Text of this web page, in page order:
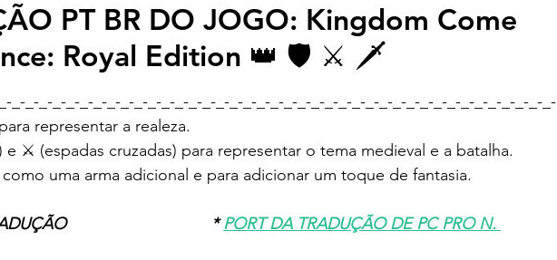
PT BR DO JOGO: Kingdom Come
Royal Edition 👑 🛡️ ⚔️ 🗡️
NaN de 5 estrelas.
_-_-_-_-_-_-_-_-_-_-_-_-_-_-_-_-_-_-_-_-_-_-_-_-_-_-_-_-_-_-_-_-_-_-_-_-_-_-_-_-
representar a realeza.
⚔️ (espadas cruzadas) para representar o tema medieval e a batalha.
uma arma adicional e para adicionar um toque de fantasia.
* PORT DA TRADUÇÃO DE PC PRO N.